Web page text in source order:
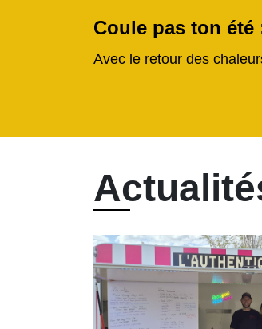
Coule pas ton été
Avec le retour des